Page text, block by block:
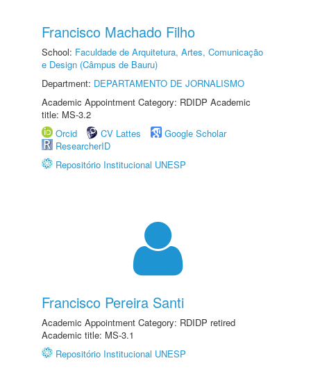
Francisco Machado Filho
School: Faculdade de Arquitetura, Artes, Comunicação
e Design (Câmpus de Bauru)
Department: DEPARTAMENTO DE JORNALISMO
Academic Appointment Category: RDIDP Academic
title: MS-3.2
Orcid
CV Lattes
Google Scholar
ResearcherID
Repositório Institucional UNESP
Francisco Pereira Santi
Academic Appointment Category: RDIDP retired
Academic title: MS-3.1
Repositório Institucional UNESP